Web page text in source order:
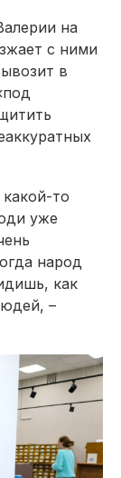
на
с ними
в
то
уже
народ
как
–